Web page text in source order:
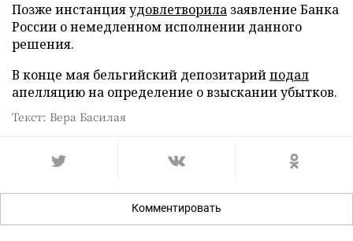
Позже инстанцияудовлетворила заявление Банка
России о немедленном исполнении данного
решения.
В конце мая бельгийский депозитарийподал
апелляцию на определение о взыскании убытков.
Текст: Вера Басилая
Комментировать